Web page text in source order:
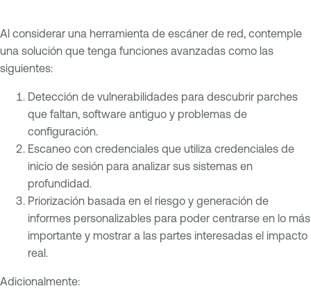
Al considerar una herramienta de escáner de red, contemple
una solución que tenga funciones avanzadas como las
siguientes:
Detección de vulnerabilidades para descubrir parches
que faltan, software antiguo y problemas de
configuración.
Escaneo con credenciales que utiliza credenciales de
inicio de sesión para analizar sus sistemas en
profundidad.
Priorización basada en el riesgo y generación de
informes personalizables para poder centrarse en lo más
importante y mostrar a las partes interesadas el impacto
real.
Adicionalmente: